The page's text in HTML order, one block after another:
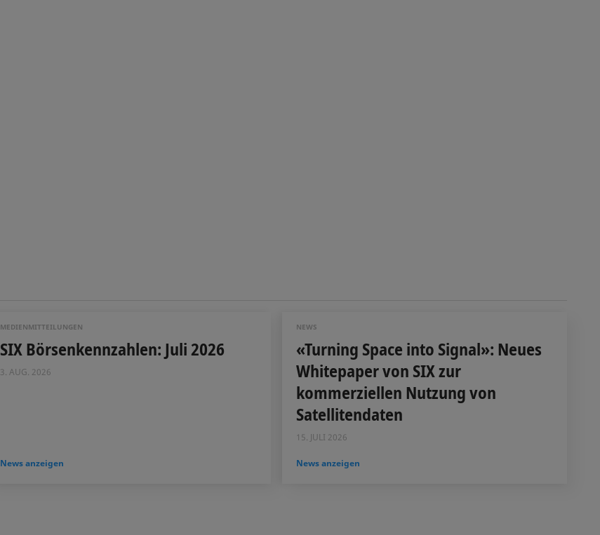
MEDIENMITTEILUNGEN
SIX Börsenkennzahlen: Juli 2026
3. AUG. 2026
News anzeigen
NEWS
«Turning Space into Signal»: Neues
Whitepaper von SIX zur
kommerziellen Nutzung von
Satellitendaten
15. JULI 2026
News anzeigen